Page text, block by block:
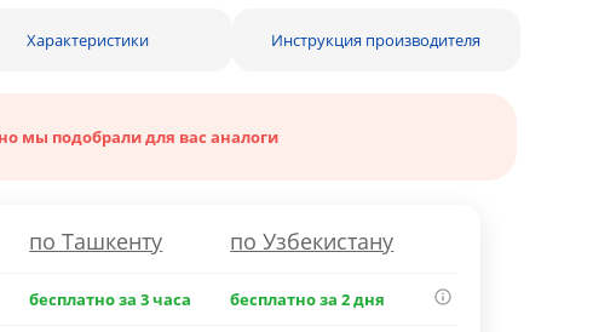
Характеристики Инструкция производителя
мы подобрали для вас аналоги
по Ташкенту по Узбекистану
бесплатно за 3 часа бесплатно за 2 дня